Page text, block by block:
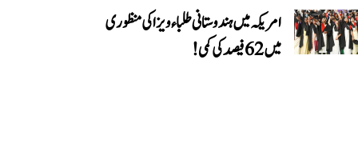
امریکہ میں ہندوستانی طلباء ویزا کی منظوری
میں 62 فیصد کی کمی!